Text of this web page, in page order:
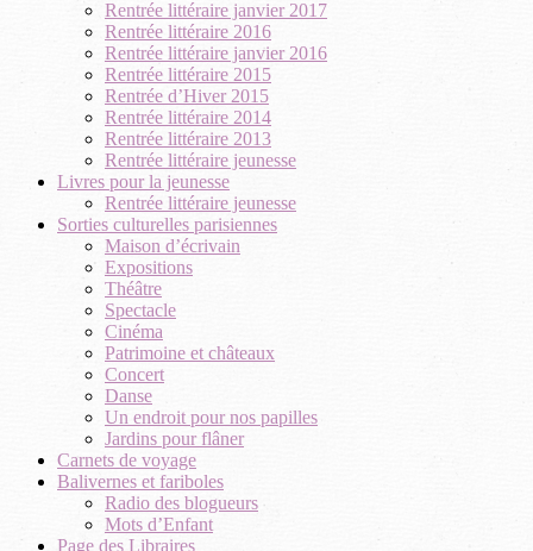
Rentrée littéraire janvier 2017
Rentrée littéraire 2016
Rentrée littéraire janvier 2016
Rentrée littéraire 2015
Rentrée d’Hiver 2015
Rentrée littéraire 2014
Rentrée littéraire 2013
Rentrée littéraire jeunesse
Livres pour la jeunesse
Rentrée littéraire jeunesse
Sorties culturelles parisiennes
Maison d’écrivain
Expositions
Théâtre
Spectacle
Cinéma
Patrimoine et châteaux
Concert
Danse
Un endroit pour nos papilles
Jardins pour flâner
Carnets de voyage
Balivernes et fariboles
Radio des blogueurs
Mots d’Enfant
Page des Libraires